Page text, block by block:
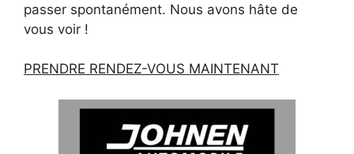
passer spontanément. Nous avons hâte de
vous voir !
PRENDRE RENDEZ-VOUS MAINTENANT